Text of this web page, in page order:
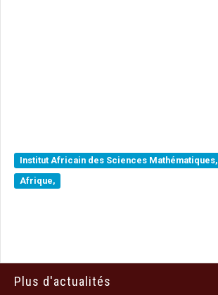
Institut Africain des Sciences Mathématiques,
Afrique,
Plus d'actualités